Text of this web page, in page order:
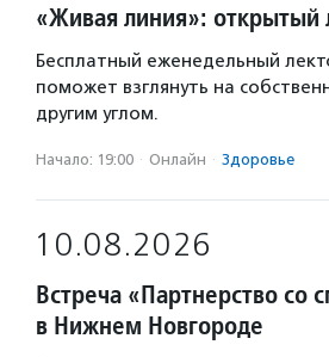
«Живая линия»: открытый
Бесплатный еженедельный
поможет взглянуть на
другим углом.
Начало: 19:00 · Онлайн · Здоровье
10.08.2026
Встреча «Партнерство со
в Нижнем Новгороде